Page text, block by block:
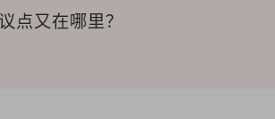
点又在哪里？